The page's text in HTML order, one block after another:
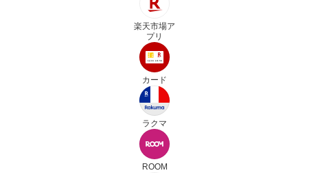
楽天市場ア
プリ
カード
ラクマ
ROOM